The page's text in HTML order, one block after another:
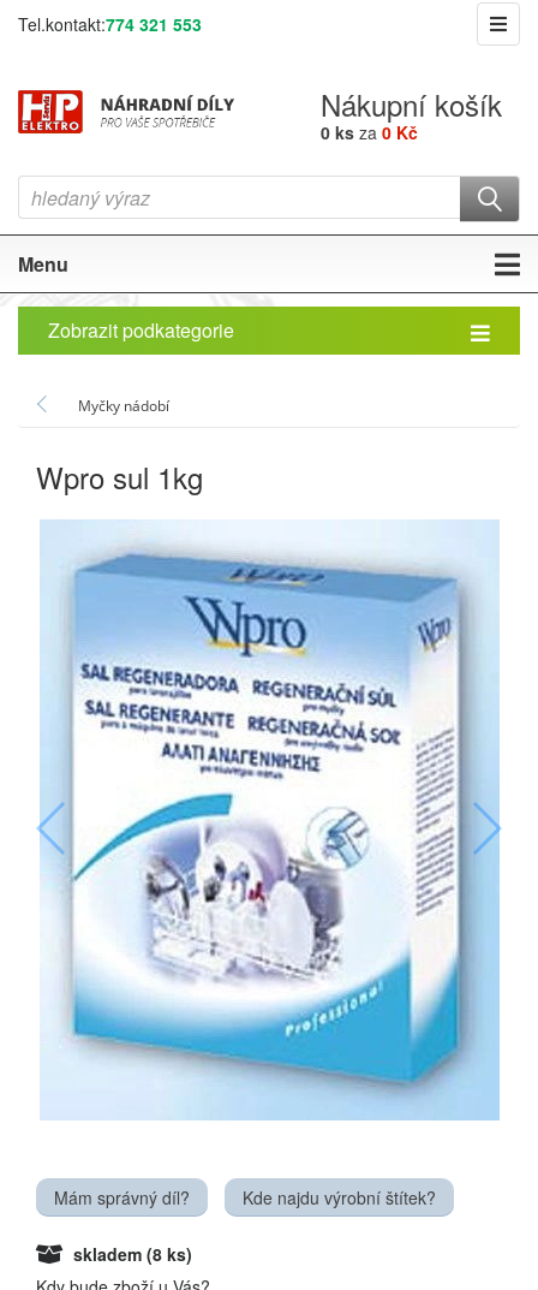
Tel.kontakt:774 321 553
Nákupní košík
0 ks za 0 Kč
Menu
Zobrazit podkategorie
Myčky nádobí
Wpro sul 1kg
Mám správný díl? Kde najdu výrobní štítek?
skladem (8 ks)